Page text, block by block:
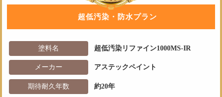
超低汚染・防水プラン
塗料名 超低汚染リファイン1000MS-IR
メーカー アステックペイント
期待耐久年数 約20年